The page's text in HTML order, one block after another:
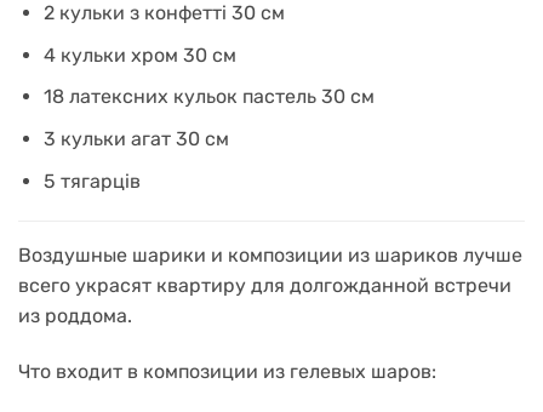
2 кульки з конфетті 30 см
4 кульки хром 30 см
18 латексних кульок пастель 30 см
3 кульки агат 30 см
5 тягарців
Воздушные шарики и композиции из шариков лучше
всего украсят квартиру для долгожданной встречи
из роддома.
Что входит в композиции из гелевых шаров: